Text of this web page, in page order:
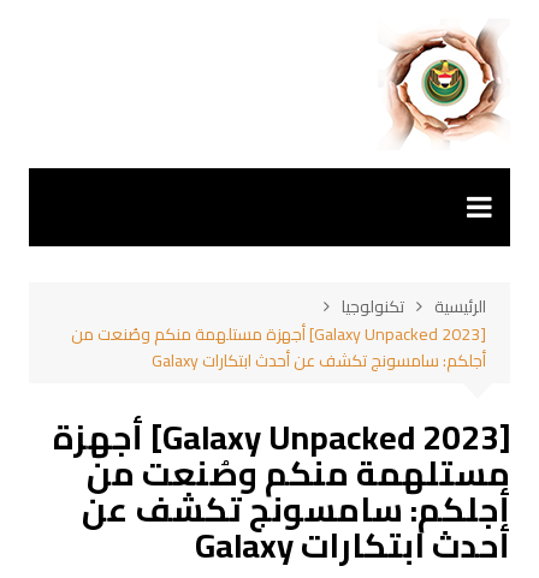
المحتوى
الرئيسية
تكنولوجيا
[Galaxy Unpacked 2023] أجهزة مستلهمة منكم وصُنعت من
أجلكم: سامسونج تكشف عن أحدث ابتكارات Galaxy
[Galaxy Unpacked 2023] أجهزة
مستلهمة منكم وصُنعت من
أجلكم: سامسونج تكشف عن
أحدث ابتكارات Galaxy